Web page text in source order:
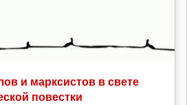
и марксистов в свете
повестки